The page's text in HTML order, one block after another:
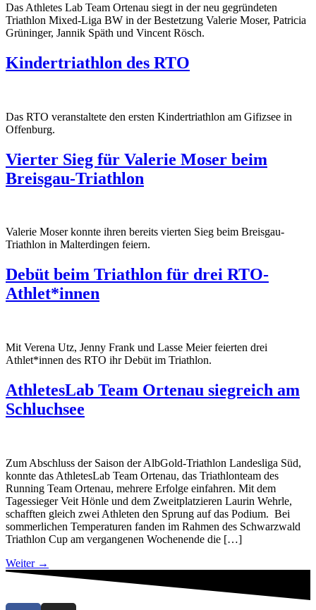
Das Athletes Lab Team Ortenau siegt in der neu gegründeten
Triathlon Mixed-Liga BW in der Bestetzung Valerie Moser, Patricia
Grüninger, Jannik Späth und Vincent Rösch.
Kindertriathlon des RTO
Das RTO veranstaltete den ersten Kindertriathlon am Gifizsee in
Offenburg.
Vierter Sieg für Valerie Moser beim
Breisgau-Triathlon
Valerie Moser konnte ihren bereits vierten Sieg beim Breisgau-
Triathlon in Malterdingen feiern.
Debüt beim Triathlon für drei RTO-
Athlet*innen
Mit Verena Utz, Jenny Frank und Lasse Meier feierten drei
Athlet*innen des RTO ihr Debüt im Triathlon.
AthletesLab Team Ortenau siegreich am
Schluchsee
Zum Abschluss der Saison der AlbGold-Triathlon Landesliga Süd,
konnte das AthletesLab Team Ortenau, das Triathlonteam des
Running Team Ortenau, mehrere Erfolge einfahren. Mit dem
Tagessieger Veit Hönle und dem Zweitplatzieren Laurin Wehrle,
schafften gleich zwei Athleten den Sprung auf das Podium. Bei
sommerlichen Temperaturen fanden im Rahmen des Schwarzwald
Triathlon Cup am vergangenen Wochenende die […]
Weiter →